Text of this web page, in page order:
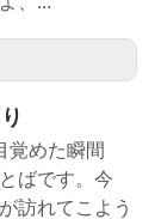
覚めた瞬間
ばです。今
訪れてこよう